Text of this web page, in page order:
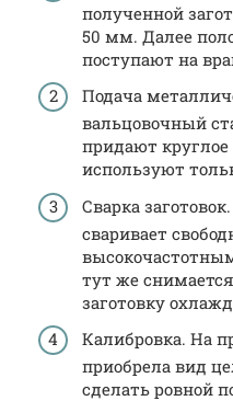
полученной
50 мм. Далее
поступают на
Подача
вальцовочный
придают круглое
используют
Сварка
сваривает
тут же
заготовку
Калибровка. На
приобрела вид
сделать ровной